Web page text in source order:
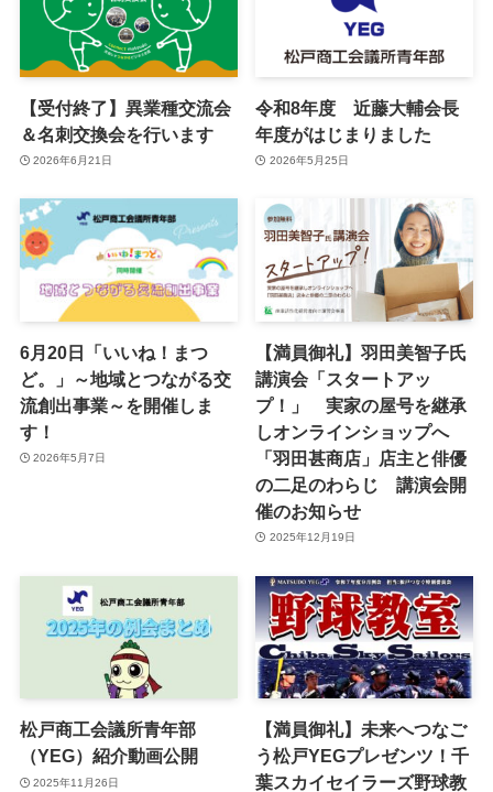
【受付終了】異業種交流会
＆名刺交換会を行います
2026年6月21日
令和8年度 近藤大輔会長
年度がはじまりました
2026年5月25日
6月20日「いいね！まつ
ど。」～地域とつながる交
流創出事業～を開催しま
す！
2026年5月7日
【満員御礼】羽田美智子氏
講演会「スタートアッ
プ！」 実家の屋号を継承
しオンラインショップへ
「羽田甚商店」店主と俳優
の二足のわらじ 講演会開
催のお知らせ
2025年12月19日
松戸商工会議所青年部
（YEG）紹介動画公開
2025年11月26日
【満員御礼】未来へつなご
う松戸YEGプレゼンツ！千
葉スカイセイラーズ野球教